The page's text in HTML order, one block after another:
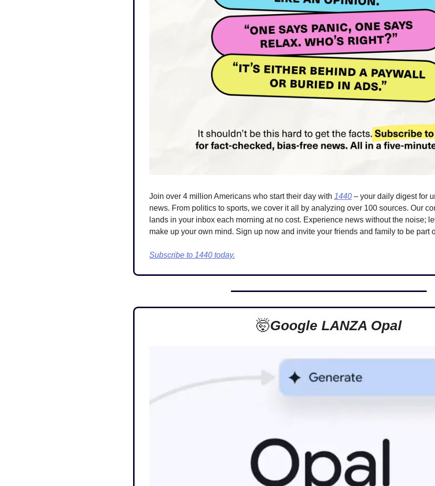
Join over 4 million Americans who start their day with 1440 – your daily digest for
news. From politics to sports, we cover it all by analyzing over 100 sources. Our
lands in your inbox each morning at no cost. Experience news without the noise;
make up your own mind. Sign up now and invite your friends and family to be part
Subscribe to 1440 today.
🤯Google LANZA Opal